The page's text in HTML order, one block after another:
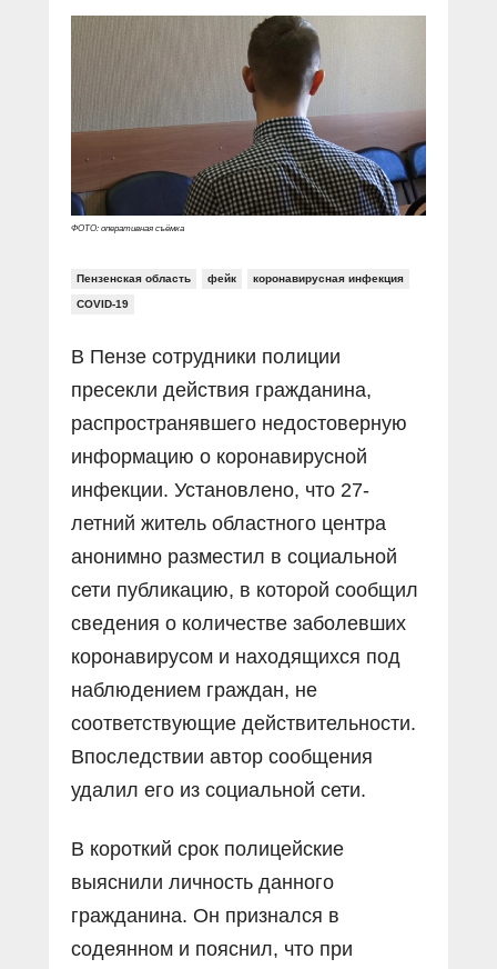
Документальные фильмы
В знании сила
Специальный репортаж
Газета «Щит и меч»
Журнал «Полиция России»
О ПОРТАЛЕ
Контакты
Вакансии
ФОТО: оперативная съёмка
Пензенская область фейк коронавирусная инфекция
COVID-19
В Пензе сотрудники полиции
пресекли действия гражданина,
распространявшего недостоверную
информацию о коронавирусной
инфекции. Установлено, что 27-
летний житель областного центра
анонимно разместил в социальной
сети публикацию, в которой сообщил
сведения о количестве заболевших
коронавирусом и находящихся под
наблюдением граждан, не
соответствующие действительности.
Впоследствии автор сообщения
удалил его из социальной сети.
В короткий срок полицейские
выяснили личность данного
гражданина. Он признался в
содеянном и пояснил, что при